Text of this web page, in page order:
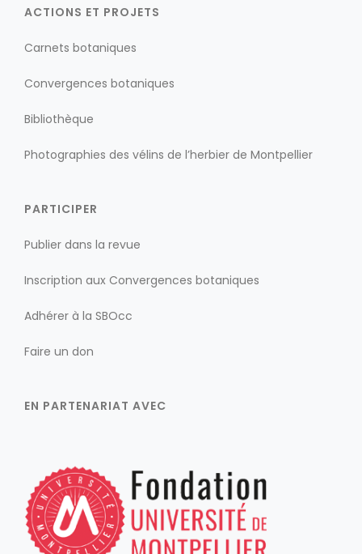
ACTIONS ET PROJETS
Carnets botaniques
Convergences botaniques
Bibliothèque
Photographies des vélins de l’herbier de Montpellier
PARTICIPER
Publier dans la revue
Inscription aux Convergences botaniques
Adhérer à la SBOcc
Faire un don
EN PARTENARIAT AVEC